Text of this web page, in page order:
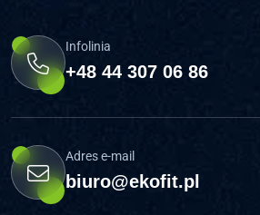
Infolinia
+48 44 307 06 86
Adres e-mail
biuro@ekofit.pl